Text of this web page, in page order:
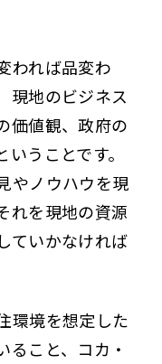
われば品変わ
現地のビジネス
価値観、政府の
うことです。
やノウハウを現
れを現地の資源
ていかなければ
環境を想定した
こと、コカ・